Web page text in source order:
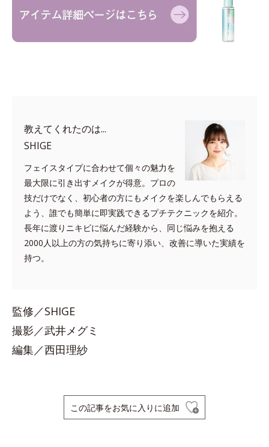
教えてくれたのは...
SHIGE
フェイスタイプに合わせて個々の魅力を
最大限に引き出すメイクが得意。プロの
技だけでなく、初心者の方にもメイクを楽しんでもらえる
よう、誰でも簡単に即実践できるプチテクニックを紹介。
長年に渡りニキビに悩んだ経験から、同じ悩みを抱える
2000人以上の方の気持ちに寄り添い、改善に導いた実績を
持つ。
監修／SHIGE
撮影／武井メグミ
編集／西田理紗
この記事をお気に入りに追加